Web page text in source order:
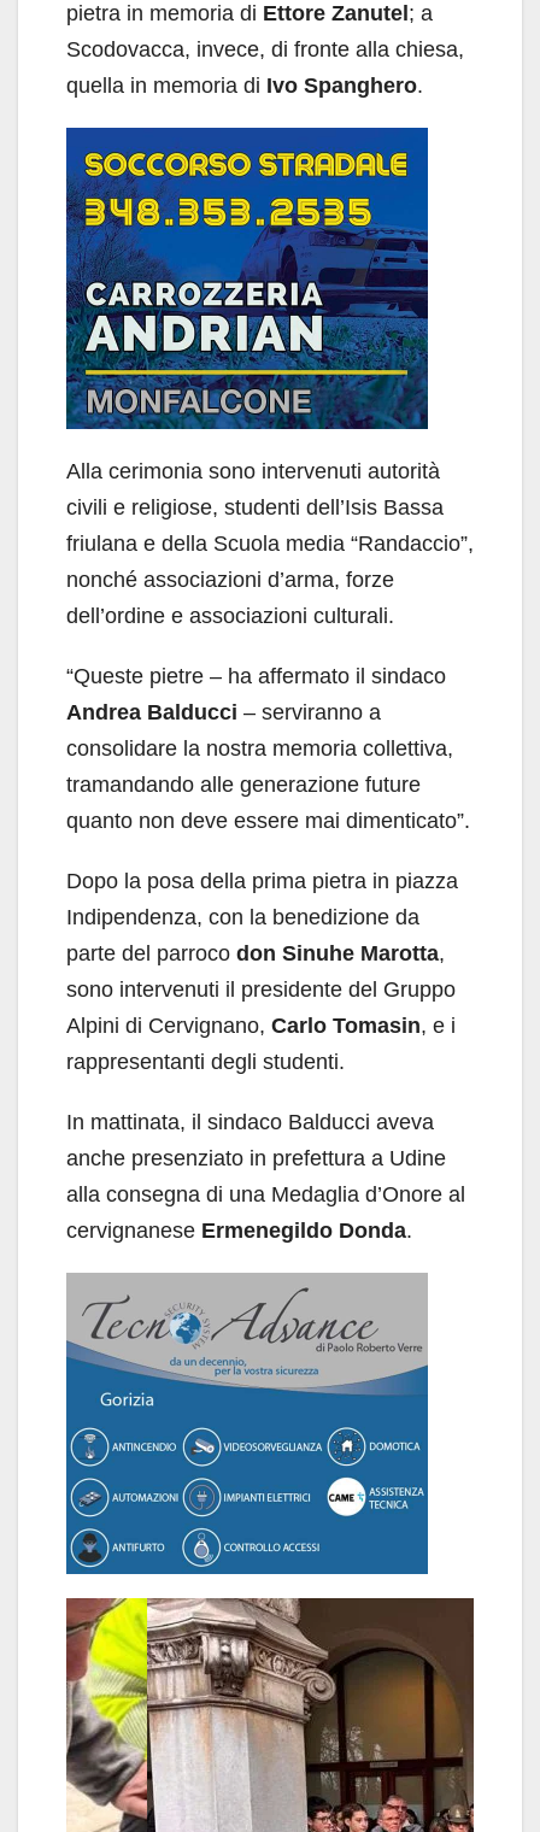
pietra in memoria di Ettore Zanutel ; a
Scodovacca, invece, di fronte alla chiesa,
quella in memoria di Ivo Spanghero.
Alla cerimonia sono intervenuti autorità
civili e religiose, studenti dell’Isis Bassa
friulana e della Scuola media “Randaccio”,
nonché associazioni d’arma, forze
dell’ordine e associazioni culturali.
“Queste pietre – ha affermato il sindaco
Andrea Balducci – serviranno a
consolidare la nostra memoria collettiva,
tramandando alle generazione future
quanto non deve essere mai dimenticato”.
Dopo la posa della prima pietra in piazza
Indipendenza, con la benedizione da
parte del parroco don Sinuhe Marotta,
sono intervenuti il presidente del Gruppo
Alpini di Cervignano, Carlo Tomasin, e i
rappresentanti degli studenti.
In mattinata, il sindaco Balducci aveva
anche presenziato in prefettura a Udine
alla consegna di una Medaglia d’Onore al
cervignanese Ermenegildo Donda.